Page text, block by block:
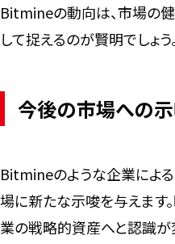
Bitmineの動向は、市場の
して捉えるのが賢明でしょう
今後の市場への
Bitmineのような企業によ
場に新たな示唆を与えます
業の戦略的資産へと認識が